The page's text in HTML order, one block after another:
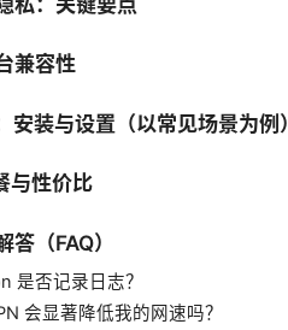
兼容性
安装与设置（以常见场景为例）
与性价比
（FAQ）
是否记录日志？
会显著降低我的网速吗？